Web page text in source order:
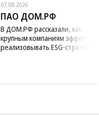
07.08.2026
ПАО ДОМ.РФ
В ДОМ.РФ рассказали, как
крупным компаниям
реализовывать ESG-стратегию